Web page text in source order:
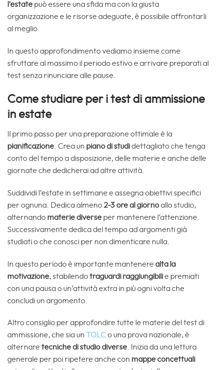
l’estate può essere una sfida ma con la giusta
organizzazione e le risorse adeguate, è possibile affrontarli
al meglio.
In questo approfondimento vediamo insieme come
sfruttare al massimo il periodo estivo e arrivare preparati al
test senza rinunciare alle pause.
Come studiare per i test di ammissione
in estate
Il primo passo per una preparazione ottimale è la
pianificazione . Crea un piano di studidettagliato che tenga
conto del tempo a disposizione, delle materie e anche delle
giornate che dedicherai ad altre attività.
Suddividi l’estate in settimane e assegna obiettivi specifici
per ognuna. Dedica almeno2-3 ore al giornoallo studio,
alternando materie diverse per mantenere l’attenzione.
Successivamente dedica del tempo ad argomenti già
studiati o che conosci per non dimenticare nulla.
In questo periodo è importante mantenere alta la
motivazione, stabilendotraguardi raggiungibilie premiati
con una pausa o un’attività extra in più ogni volta che
concludi un argomento.
Altro consiglio per approfondire tutte le materie del test di
ammissione, che sia un TOLCo una prova nazionale, è
alternare tecniche di studio diverse. Inizia da una lettura
generale per poi ripetere anche con mappe concettuali